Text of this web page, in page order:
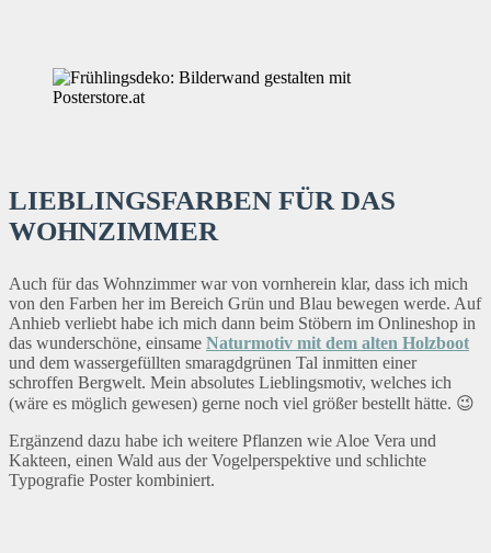
LIEBLINGSFARBEN FÜR DAS
WOHNZIMMER
Auch für das Wohnzimmer war von vornherein klar, dass ich mich
von den Farben her im Bereich Grün und Blau bewegen werde. Auf
Anhieb verliebt habe ich mich dann beim Stöbern im Onlineshop in
das wunderschöne, einsame Naturmotiv mit dem alten Holzboot
und dem wassergefüllten smaragdgrünen Tal inmitten einer
schroffen Bergwelt. Mein absolutes Lieblingsmotiv, welches ich
(wäre es möglich gewesen) gerne noch viel größer bestellt hätte. 😉
Ergänzend dazu habe ich weitere Pflanzen wie Aloe Vera und
Kakteen, einen Wald aus der Vogelperspektive und schlichte
Typografie Poster kombiniert.